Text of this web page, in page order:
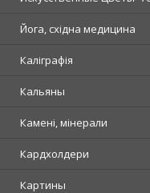
Йога, східна медицина
Каліграфія
Кальяны
Камені, мінерали
Кардхолдери
Картины